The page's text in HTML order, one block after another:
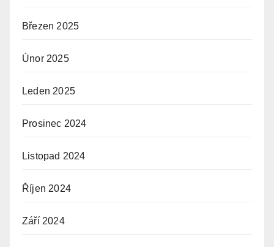
Březen 2025
Únor 2025
Leden 2025
Prosinec 2024
Listopad 2024
Říjen 2024
Září 2024